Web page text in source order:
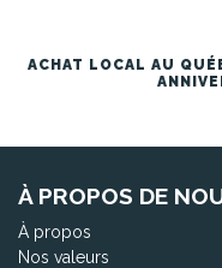
ACHAT LOCAL AU
À PROPOS DE
À propos
Nos valeurs